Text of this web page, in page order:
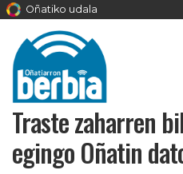
Oñatiko udala
Traste zaharren
egingo Oñatin